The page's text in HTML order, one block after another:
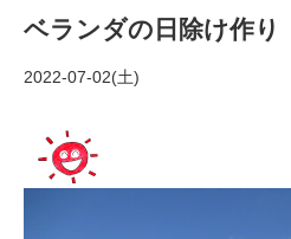
ベランダの日除け作り
2022-07-02(土)